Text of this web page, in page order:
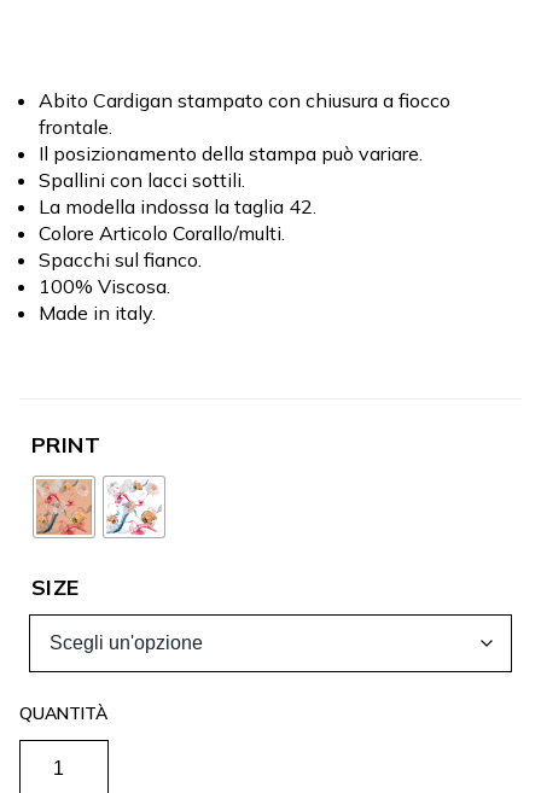
Abito Cardigan stampato con chiusura a fiocco
frontale.
Il posizionamento della stampa può variare.
Spallini con lacci sottili.
La modella indossa la taglia 42.
Colore Articolo Corallo/multi.
Spacchi sul fianco.
100% Viscosa.
Made in italy.
PRINT
SIZE
KAYLA